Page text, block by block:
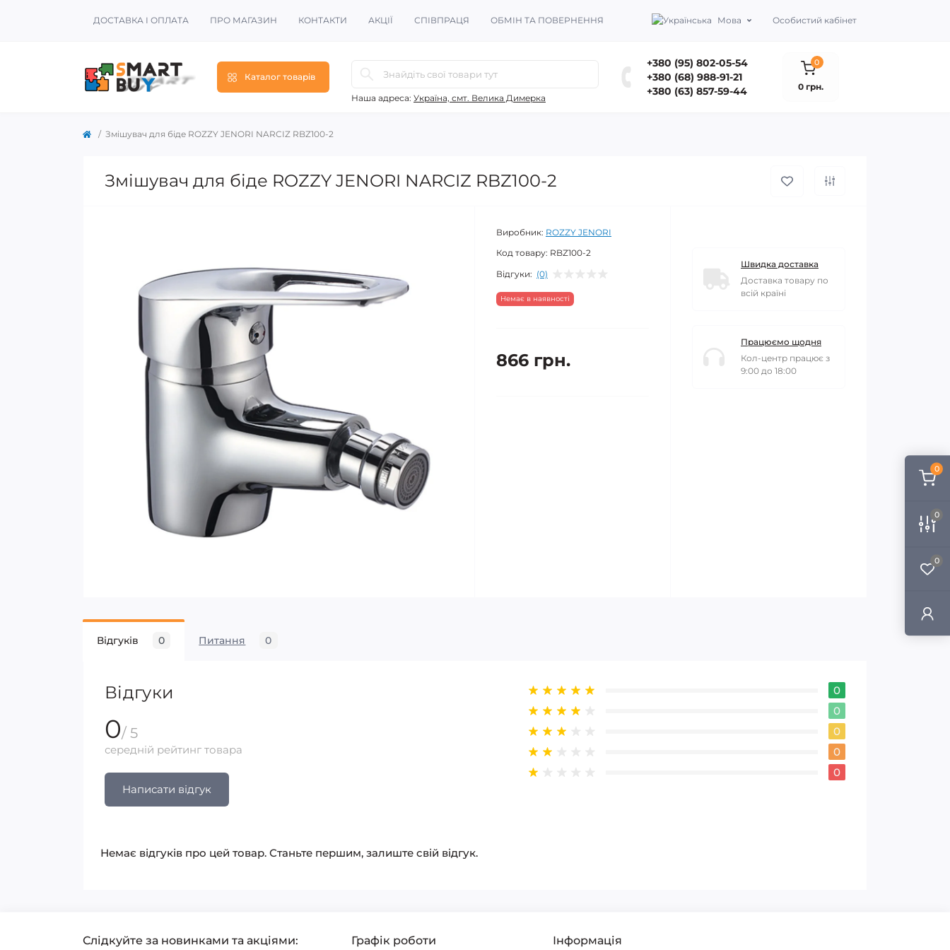
0
0
0
ДОСТАВКА І ОПЛАТА ПРО МАГАЗИН КОНТАКТИ АКЦІЇ СПІВПРАЦЯ ОБМІН ТА ПОВЕРНЕННЯ Мова Особистий кабінет
Каталог товарів
Наша адреса: Україна, смт. Велика Димерка
+380 (95) 802-05-54
+380 (68) 988-91-21
+380 (63) 857-59-44
0
0 грн.
Змішувач для біде ROZZY JENORI NARCIZ RBZ100-2
Змішувач для біде ROZZY JENORI NARCIZ RBZ100-2
Виробник: ROZZY JENORI
Код товару: RBZ100-2
Відгуки: (0)
Немає в наявності
866 грн.
Швидка доставка
Доставка товару по
всій країні
Працюємо щодня
Кол-центр працює з
9:00 до 18:00
Відгуків 0 Питання 0
Відгуки
0/ 5
середній рейтинг товара
Написати відгук
0
0
0
0
0
Немає відгуків про цей товар. Станьте першим, залиште свій відгук.
Слідкуйте за новинками та акціями: Графік роботи Інформація